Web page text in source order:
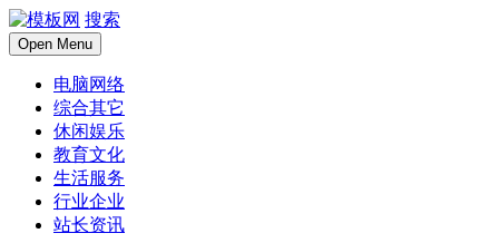
搜索
Open Menu
电脑网络
综合其它
休闲娱乐
教育文化
生活服务
行业企业
站长资讯